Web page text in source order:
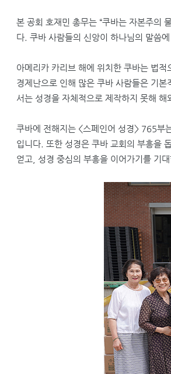
본 공회 호재민 총무는 “쿠바는 자본주의
다 쿠바 사람들의 신앙이 하나님의 말씀
아메리카 카리브 해에 위치한 쿠바는 법
경제난으로 인해 많은 쿠바 사람들은 기
서는 성경을 자체적으로 제작하지 못해 해
쿠바에 전해지는 <스페인어 성경> 765부
입니다
또한 성경은 쿠바 교회의 부흥을
얻고
성경 중심의 부흥을 이어가기를 기